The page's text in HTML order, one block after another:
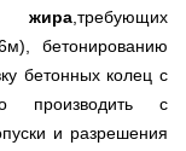
жира,требующих
бетонированию
бетонных колец с
производить с
и разрешения